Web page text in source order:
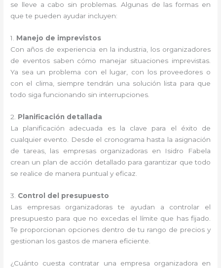
se lleve a cabo sin problemas. Algunas de las formas en
que te pueden ayudar incluyen:
1. Manejo de imprevistos
Con años de experiencia en la industria, los organizadores
de eventos saben cómo manejar situaciones imprevistas.
Ya sea un problema con el lugar, con los proveedores o
con el clima, siempre tendrán una solución lista para que
todo siga funcionando sin interrupciones.
2. Planificación detallada
La planificación adecuada es la clave para el éxito de
cualquier evento. Desde el cronograma hasta la asignación
de tareas, las empresas organizadoras en Isidro Fabela
crean un plan de acción detallado para garantizar que todo
se realice de manera puntual y eficaz.
3. Control del presupuesto
Las empresas organizadoras te ayudan a controlar el
presupuesto para que no excedas el límite que has fijado.
Te proporcionan opciones dentro de tu rango de precios y
gestionan los gastos de manera eficiente.
¿Cuánto cuesta contratar una empresa organizadora en